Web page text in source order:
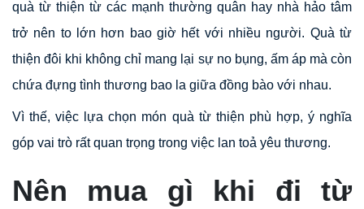
quà từ thiện từ các mạnh thường quân hay nhà hảo tâm
trở nên to lớn hơn bao giờ hết với nhiều người. Quà từ
thiện đôi khi không chỉ mang lại sự no bụng, ấm áp mà còn
chứa đựng tình thương bao la giữa đồng bào với nhau.
Vì thế, việc lựa chọn món quà từ thiện phù hợp, ý nghĩa
góp vai trò rất quan trọng trong việc lan toả yêu thương.
Nên mua gì khi đi từ